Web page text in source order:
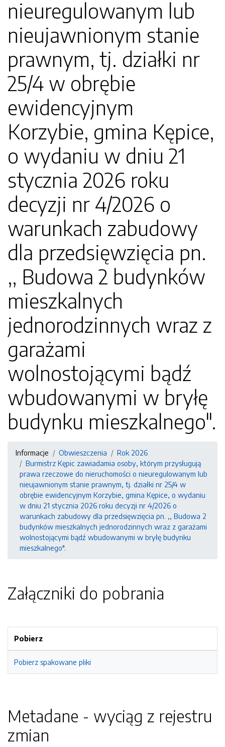
nieuregulowanym lub
nieujawnionym stanie
prawnym, tj. działki nr
25/4 w obrębie
ewidencyjnym
Korzybie, gmina Kępice,
o wydaniu w dniu 21
stycznia 2026 roku
decyzji nr 4/2026 o
warunkach zabudowy
dla przedsięwzięcia pn.
,, Budowa 2 budynków
mieszkalnych
jednorodzinnych wraz z
garażami
wolnostojącymi bądź
wbudowanymi w bryłę
budynku mieszkalnego".
Informacje Obwieszczenia
Rok 2026
Burmistrz Kępic zawiadamia osoby, którym przysługują
prawa rzeczowe do nieruchomości o nieuregulowanym lub
nieujawnionym stanie prawnym, tj. działki nr 25/4 w
obrębie ewidencyjnym Korzybie, gmina Kępice, o wydaniu
w dniu 21 stycznia 2026 roku decyzji nr 4/2026 o
warunkach zabudowy dla przedsięwzięcia pn. ,, Budowa 2
budynków mieszkalnych jednorodzinnych wraz z garażami
wolnostojącymi bądź wbudowanymi w bryłę budynku
mieszkalnego".
Załączniki do pobrania
Pobierz
Pobierz spakowane pliki
Metadane - wyciąg z rejestru
zmian